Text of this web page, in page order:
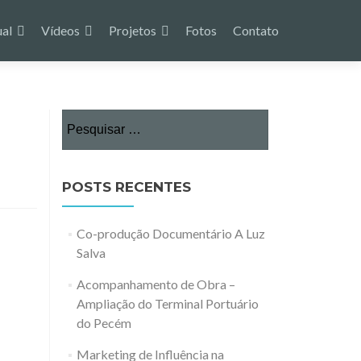
Vídeos Projetos Fotos Contato
por:
POSTS RECENTES
Co-produção Documentário A Luz
Salva
Acompanhamento de Obra –
Ampliação do Terminal Portuário
do Pecém
Marketing de Influência na